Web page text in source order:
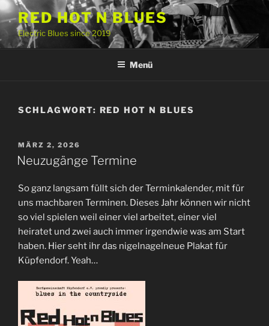
Zum
Inhalt
springen
RED HOT N BLUES
Electric Blues since 2019
Menü
SCHLAGWORT: RED HOT N BLUES
VERÖFFENTLICHT
AM
MÄRZ 2, 2026
Neuzugänge Termine
So ganz langsam füllt sich der Terminkalender, mit für
uns machbaren Terminen. Dieses Jahr können wir nicht
so viel spielen weil einer viel arbeitet, einer viel
heiratet und zwei auch immer irgendwie was am Start
haben. Hier seht ihr das nigelnagelneue Plakat für
Küpfendorf. Yeah…